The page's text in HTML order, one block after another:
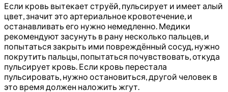
Если кровь вытекает струёй, пульсирует и имеет алый
цвет, значит это артериальное кровотечение, и
останавливать его нужно немедленно. Медики
рекомендуют засунуть в рану несколько пальцев, и
попытаться закрыть ими повреждённый сосуд, нужно
покрутить пальцы, попытаться почувствовать, откуда
пульсирует кровь. Если кровь перестала
пульсировать, нужно остановиться, другой человек в
это время должен наложить жгут.